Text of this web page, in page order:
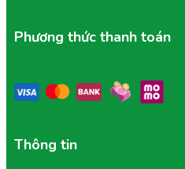
Phương thức thanh toán
Thông tin